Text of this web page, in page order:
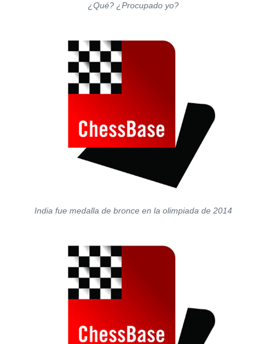
¿Qué? ¿Procupado yo?
India fue medalla de bronce en la olimpiada de 2014